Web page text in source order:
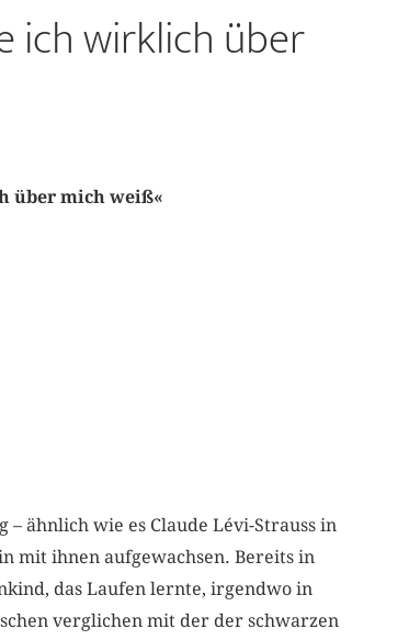
ich wirklich über
über mich weiß«
ähnlich wie es Claude Lévi-Strauss in
mit ihnen aufgewachsen. Bereits in
das Laufen lernte, irgendwo in
verglichen mit der der schwarzen